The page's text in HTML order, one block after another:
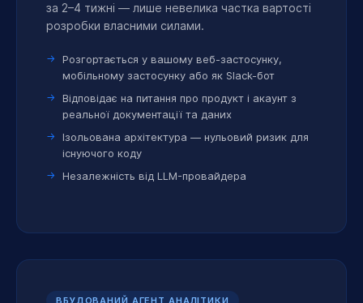
за 2–4 тижні — лише невелика частка вартості
розробки власними силами.
Розгортається у вашому веб-застосунку,
мобільному застосунку або як Slack-бот
Відповідає на питання про продукт і акаунт з
реальної документації та даних
Ізольована архітектура — нульовий ризик для
існуючого коду
Незалежність від LLM-провайдера
ВБУДОВАНИЙ АГЕНТ АНАЛІТИКИ